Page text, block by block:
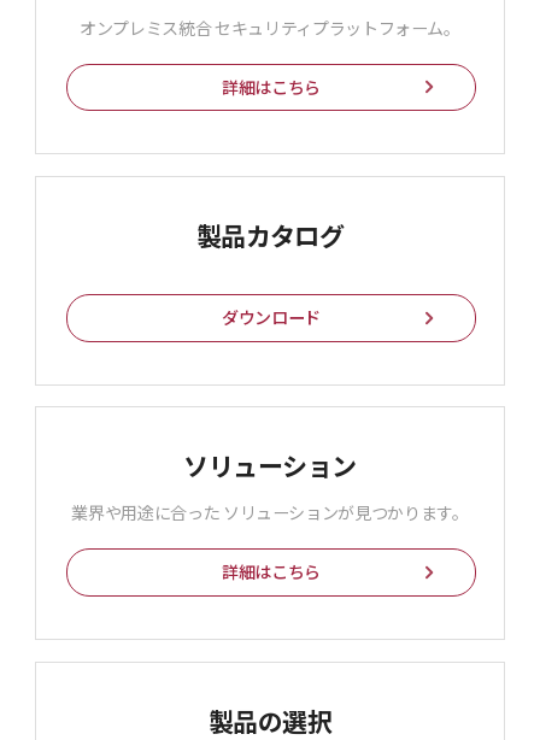
オンプレミス統合セキュリティプラットフォーム。
詳細はこちら
製品カタログ
ダウンロード
ソリューション
業界や用途に合った ソリューションが見つかります。
詳細はこちら
製品の選択